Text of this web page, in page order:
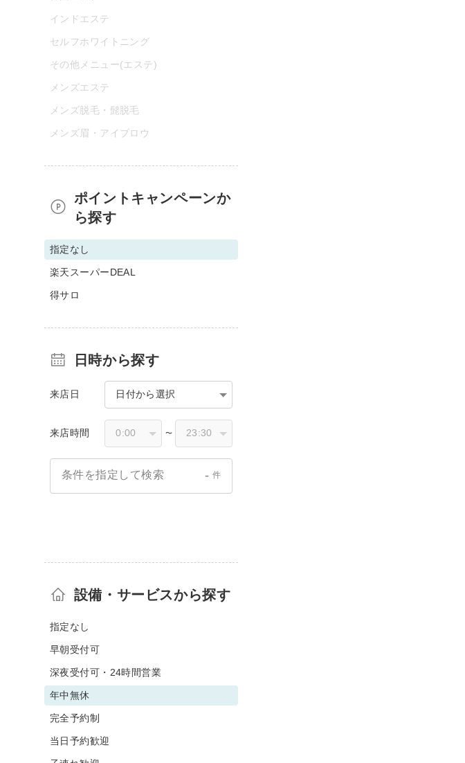
インドエステ
セルフホワイトニング
その他メニュー(エステ)
メンズエステ
メンズ脱毛・髭脱毛
メンズ眉・アイブロウ
ポイントキャンペーンか
ら探す
指定なし
楽天スーパーDEAL
得サロ
日時から探す
来店日 日付から選択
来店時間 〜
条件を指定して検索 - 件
設備・サービスから探す
指定なし
早朝受付可
深夜受付可・24時間営業
年中無休
完全予約制
当日予約歓迎